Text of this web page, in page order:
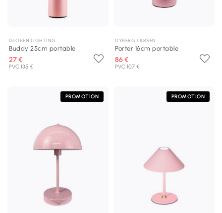
GLOBEN LIGHTING
Buddy 25cm portable
27 €
PVC 135 €
DYBERG LARSEN
Porter 16cm portable
86 €
PVC 107 €
PROMOTION PROMOTION